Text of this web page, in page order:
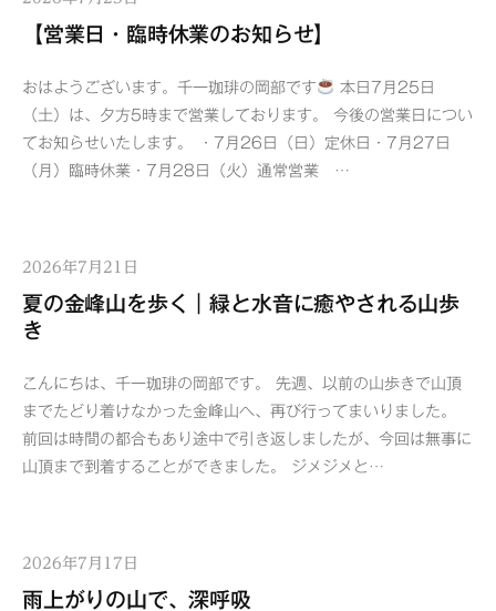
【営業日・臨時休業のお知らせ】
おはようございます。千一珈琲の岡部です
本日7月25日
（土）は、夕方5時まで営業しております。 今後の営業日につい
てお知らせいたします。 ・7月26日（日）定休日・7月27日
（月）臨時休業・7月28日（火）通常営業 …
2026年7月21日
夏の金峰山を歩く｜緑と水音に癒やされる山歩
き
こんにちは、千一珈琲の岡部です。 先週、以前の山歩きで山頂
までたどり着けなかった金峰山へ、再び行ってまいりました。
前回は時間の都合もあり途中で引き返しましたが、今回は無事に
山頂まで到着することができました。 ジメジメと…
2026年7月17日
雨上がりの山で、深呼吸